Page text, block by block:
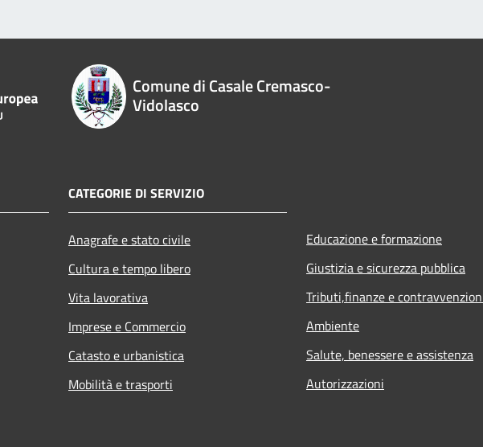
Comune di Casale Cremasco-
Vidolasco
CATEGORIE DI SERVIZIO
Anagrafe e stato civile
Cultura e tempo libero
Vita lavorativa
Imprese e Commercio
Catasto e urbanistica
Mobilità e trasporti
Educazione e formazione
Giustizia e sicurezza pubblica
Tributi,finanze e
Ambiente
Salute, benessere e assistenza
Autorizzazioni